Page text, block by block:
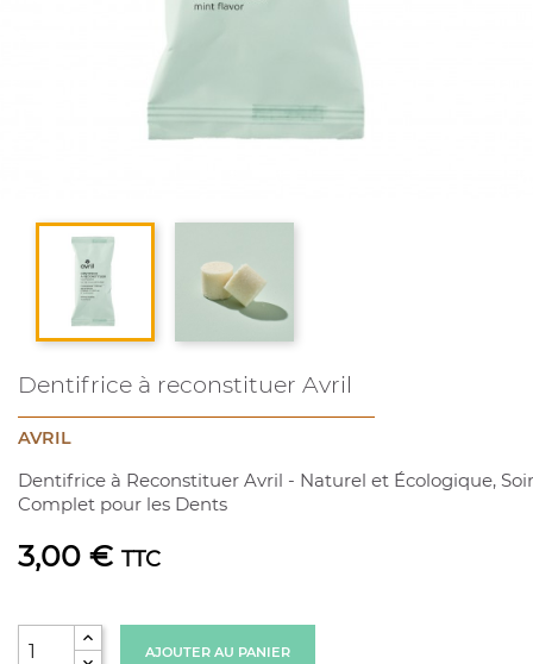
Dentifrice à reconstituer Avril
AVRIL
Dentifrice à Reconstituer Avril - Naturel et Écologique,
Complet pour les Dents
3,00 € TTC
AJOUTER AU PANIER